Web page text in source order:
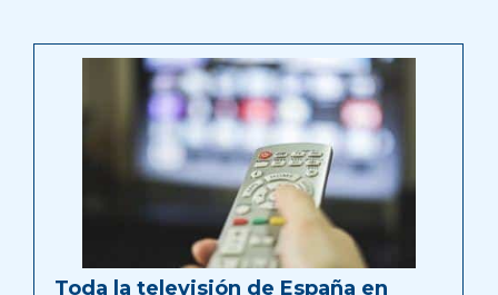
Toda la televisión de España en